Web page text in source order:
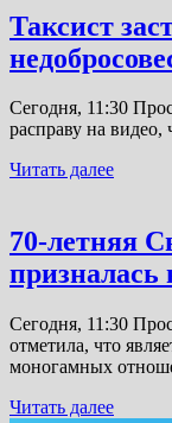
Таксист
Сегодня, 11:30
расправу на
Читать далее
70-летняя
призналась
Сегодня, 11:30
отметила, что
моногамных
Читать далее